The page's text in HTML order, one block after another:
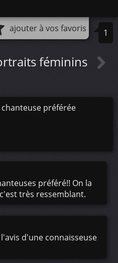
ajouter à vos favoris 1
féminins
préférée
préféré!! On la
très ressemblant.
d'une connaisseuse